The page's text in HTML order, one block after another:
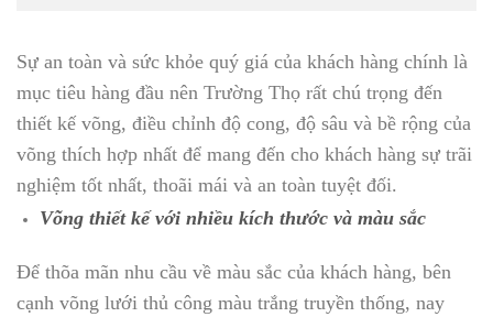
Sự an toàn và sức khỏe quý giá của khách hàng chính là
mục tiêu hàng đầu nên Trường Thọ rất chú trọng đến
thiết kế võng, điều chỉnh độ cong, độ sâu và bề rộng của
võng thích hợp nhất để mang đến cho khách hàng sự trãi
nghiệm tốt nhất, thoãi mái và an toàn tuyệt đối.
Võng thiết kế với nhiều kích thước và màu sắc
Để thõa mãn nhu cầu về màu sắc của khách hàng, bên
cạnh võng lưới thủ công màu trắng truyền thống, nay